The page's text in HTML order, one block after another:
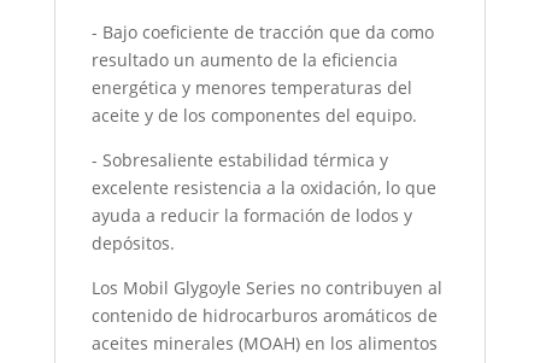
- Bajo coeficiente de tracción que da como
resultado un aumento de la eficiencia
energética y menores temperaturas del
aceite y de los componentes del equipo.
- Sobresaliente estabilidad térmica y
excelente resistencia a la oxidación, lo que
ayuda a reducir la formación de lodos y
depósitos.
Los Mobil Glygoyle Series no contribuyen al
contenido de hidrocarburos aromáticos de
aceites minerales (MOAH) en los alimentos